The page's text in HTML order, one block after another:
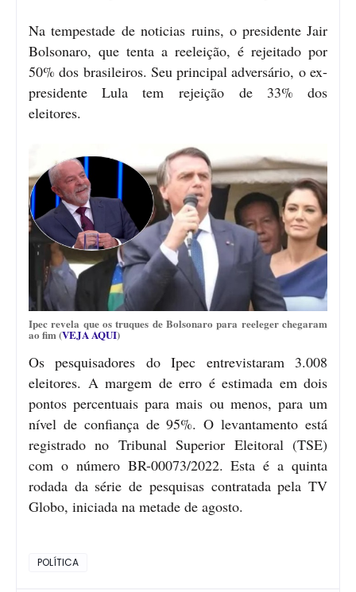
Na tempestade de noticias ruins, o presidente Jair
Bolsonaro, que tenta a reeleição, é rejeitado por
50% dos brasileiros. Seu principal adversário, o ex-
presidente Lula tem rejeição de 33% dos
eleitores.
Ipec revela que os truques de Bolsonaro para reeleger chegaram
ao fim (VEJA AQUI)
Os pesquisadores do Ipec entrevistaram 3.008
eleitores. A margem de erro é estimada em dois
pontos percentuais para mais ou menos, para um
nível de confiança de 95%. O levantamento está
registrado no Tribunal Superior Eleitoral (TSE)
com o número BR-00073/2022. Esta é a quinta
rodada da série de pesquisas contratada pela TV
Globo, iniciada na metade de agosto.
POLÍTICA